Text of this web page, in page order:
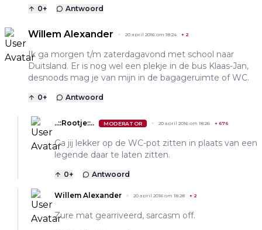
0+ Antwoord
Willem Alexander 20 april 2016 om 18:24 + 2
Ik ga morgen t/m zaterdagavond met school naar
Duitsland. Er is nog wel een plekje in de bus Klaas-Jan,
desnoods mag je van mijn in de bagageruimte of WC.
0+ Antwoord
..::Rootje::.. MODERATOR 20 april 2016 om 18:26 + 676
Ga jij lekker op de WC-pot zitten in plaats van een
legende daar te laten zitten.
0+ Antwoord
Willem Alexander 20 april 2016 om 18:28 + 2
Zure mat gearriveerd, sarcasm off.